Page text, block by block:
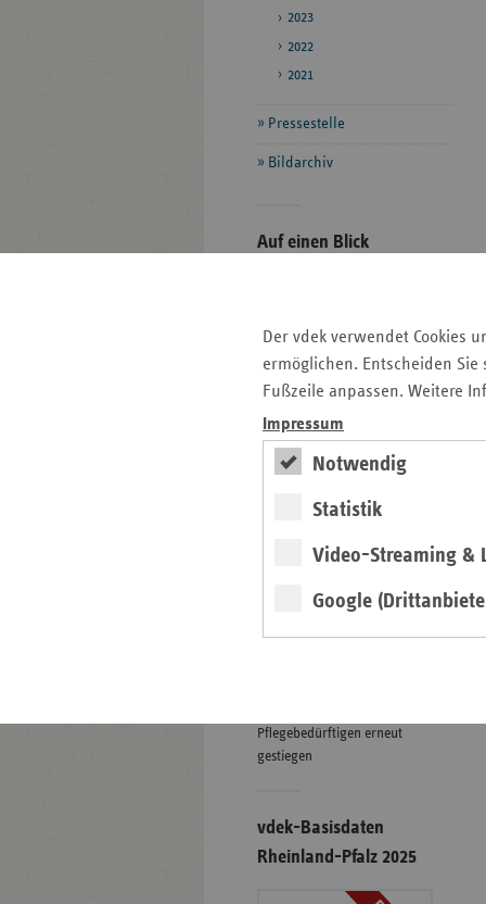
Der vdek verwendet Cookies
ermöglichen. Entscheiden
Fußzeile anpassen. Weitere
Impressum
Notwendig
Statistik
Video-Streaming &
Google
2023
2022
2021
Pressestelle
Bildarchiv
Seitenleiste
Auf einen Blick
Kontakt und Anfahrt
stationären Pflege
01.07.2026
Grafiken
Pflegebedürftigen erneut
gestiegen
vdek-Basisdaten
Rheinland-Pfalz 2025